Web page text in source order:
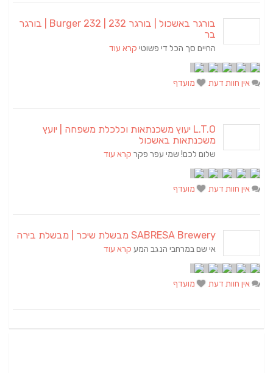
בורגר באשכול | בורגר 232 | Burger 232 | בורגר
בר
החיים סך הכל די פשוטי קרא עוד
אין חוות דעת מועדף
L.T.O יעוץ משכנתאות וכלכלת משפחה | יועץ
משכנתאות באשכול
שלום לכם! שמי עפר פקר קרא עוד
אין חוות דעת מועדף
SABRESA Brewery מבשלת שיכר | מבשלת בירה
אי שם במרחבי הנגב המע קרא עוד
אין חוות דעת מועדף